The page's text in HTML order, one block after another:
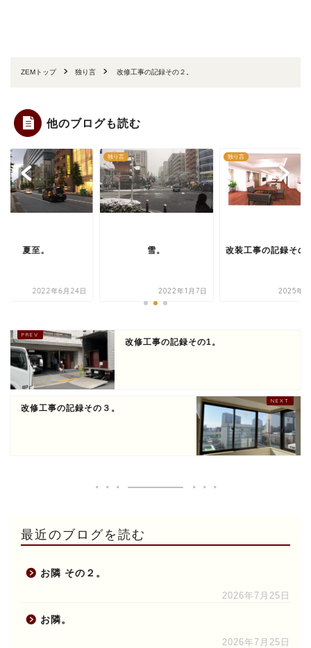
ZEMトップ 独り言 改修工事の記録その２。
他のブログも読む
夏至。
2022年6月24日
独り言
雪。
2022年1月7日
独り言
改装工事の記録その
2025年5
改修工事の記録その1。
改修工事の記録その３。
最近のブログを読む
お隣 その２。
2026年7月25日
お隣。
2026年7月25日